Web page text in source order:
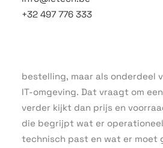
+32 497 776 333
klanten moeten wachten of
loopt de schade snel op.
bestelling, maar als onderdeel
IT-omgeving. Dat vraagt om
verder kijkt dan prijs en
die begrijpt wat er
technisch past en wat er moet